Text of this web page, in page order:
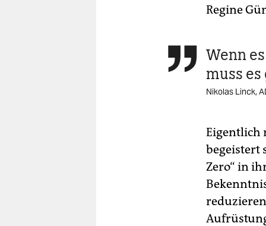
Regine
 Wenn
muss
Nikolas Linck,
Eigentlich
begeistert
Zero“ in